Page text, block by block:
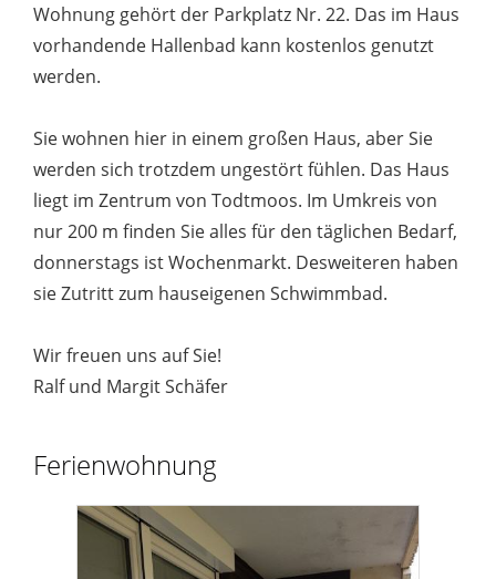
Wohnung gehört der Parkplatz Nr. 22. Das im Haus
vorhandende Hallenbad kann kostenlos genutzt
werden.
Sie wohnen hier in einem großen Haus, aber Sie
werden sich trotzdem ungestört fühlen. Das Haus
liegt im Zentrum von Todtmoos. Im Umkreis von
nur 200 m finden Sie alles für den täglichen Bedarf,
donnerstags ist Wochenmarkt. Desweiteren haben
sie Zutritt zum hauseigenen Schwimmbad.
Wir freuen uns auf Sie!
Ralf und Margit Schäfer
Ferienwohnung